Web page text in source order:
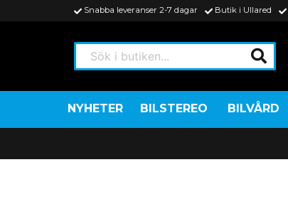
Snabba leveranser 2-7 dagar Butik i Ullared
Sök i butiken...
NYHETER BILSTEREO BILVÅRD